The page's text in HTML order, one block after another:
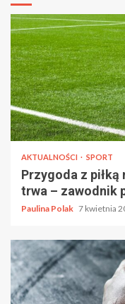
AKTUALNOŚCI SPORT
Przygoda z piłką
trwa – zawodnik
Paulina Polak 7 kwietnia